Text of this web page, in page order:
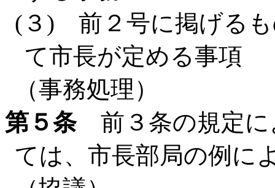
(３) 前２号に掲げるも
て市長が定める事項
（事務処理）
第５条前３条の規定に
ては、市長部局の例に